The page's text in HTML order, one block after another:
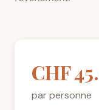
CHF
par personne